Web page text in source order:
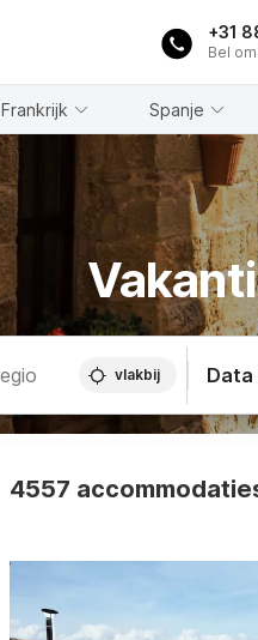
+31
Bel
Frankrijk Spanje
vlakbij Data
4557